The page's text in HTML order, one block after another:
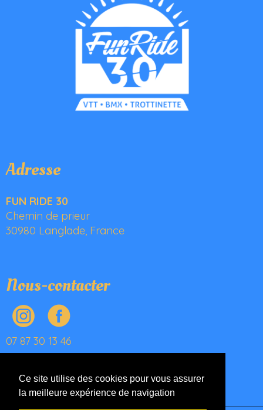
Ce site utilise des cookies pour vous assurer
la meilleure expérience de navigation
Adresse
FUN RIDE 30
Chemin de prieur
30980 Langlade, France
Nous-contacter
07 87 30 13 46
fred.austruy@gmail.com